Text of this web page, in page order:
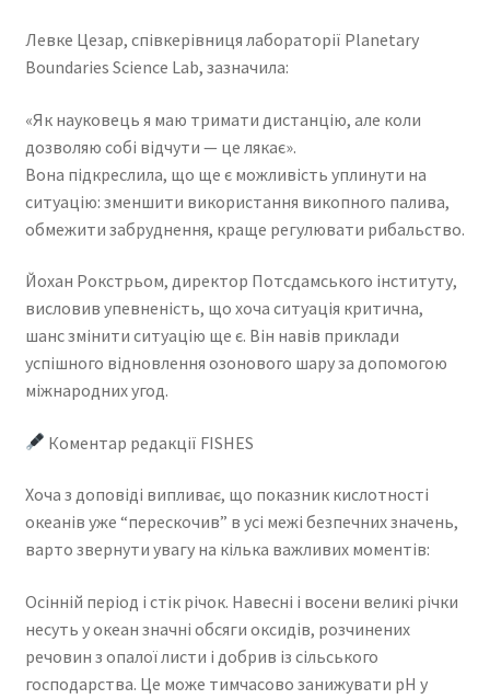
Левке Цезар, співкерівниця лабораторії Planetary
Boundaries Science Lab, зазначила:
«Як науковець я маю тримати дистанцію, але коли
дозволяю собі відчути — це лякає».
Вона підкреслила, що ще є можливість уплинути на
ситуацію: зменшити використання викопного палива,
обмежити забруднення, краще регулювати рибальство.
Йохан Рокстрьом, директор Потсдамського інституту,
висловив упевненість, що хоча ситуація критична,
шанс змінити ситуацію ще є. Він навів приклади
успішного відновлення озонового шару за допомогою
міжнародних угод.
Коментар редакції FISHES
Хоча з доповіді випливає, що показник кислотності
океанів уже “перескочив” в усі межі безпечних значень,
варто звернути увагу на кілька важливих моментів:
Осінній період і стік річок. Навесні і восени великі річки
несуть у океан значні обсяги оксидів, розчинених
речовин з опалої листи і добрив із сільського
господарства. Це може тимчасово занижувати pH у